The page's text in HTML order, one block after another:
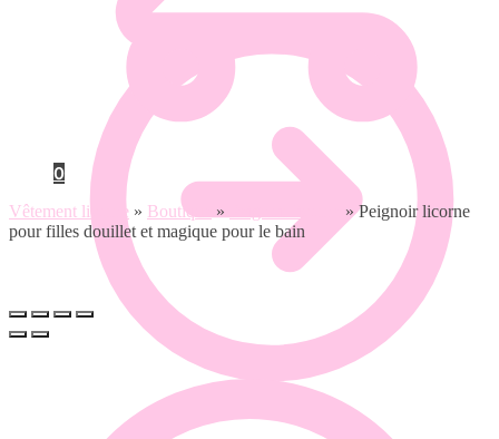
0
Vêtement licorne » Boutique » » Peignoir licorne
pour filles douillet et magique pour le bain